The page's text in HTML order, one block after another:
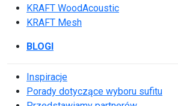
KRAFT WoodAcoustic
KRAFT Mesh
BLOGI
Inspiracje
Porady dotyczące wyboru sufitu